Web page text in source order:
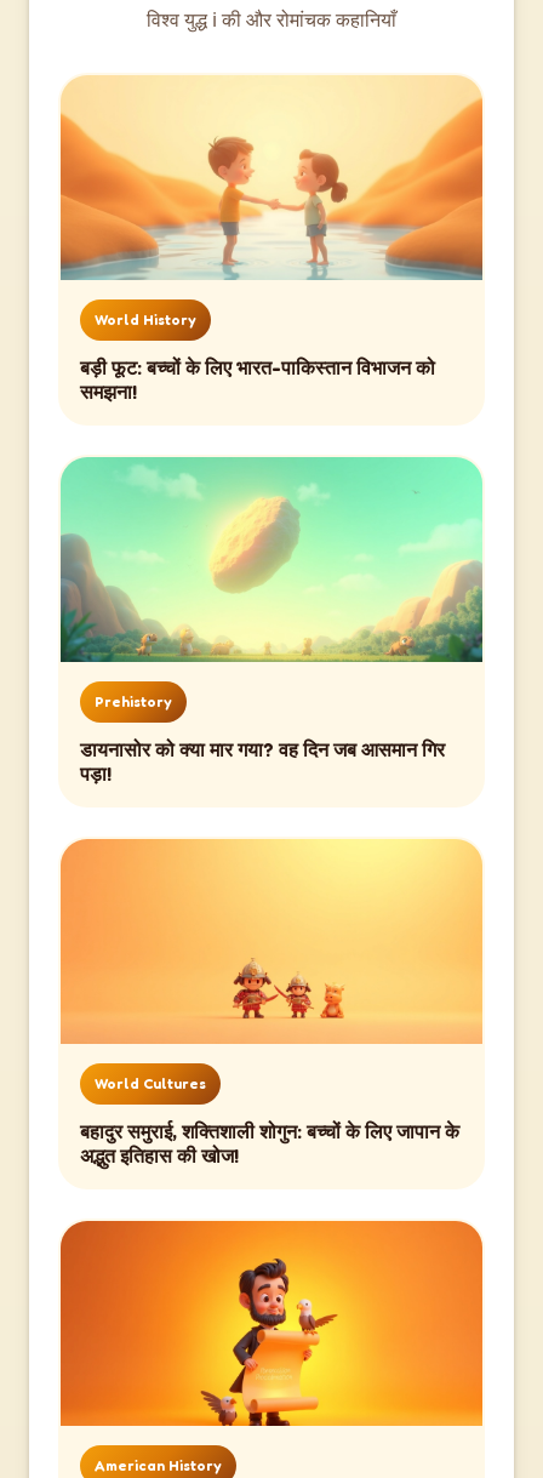
विश्व युद्ध i की और रोमांचक कहानियाँ
World History
बड़ी फूट: बच्चों के लिए भारत-पाकिस्तान विभाजन को
समझना!
Prehistory
डायनासोर को क्या मार गया? वह दिन जब आसमान गिर
पड़ा!
World Cultures
बहादुर समुराई, शक्तिशाली शोगुन: बच्चों के लिए जापान के
अद्भुत इतिहास की खोज!
American History